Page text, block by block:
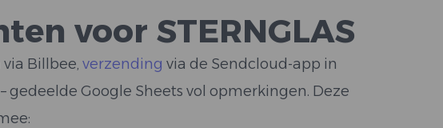
voor STERNGLAS
Billbee, verzending via de Sendcloud-app in
Google Sheets vol opmerkingen. Deze